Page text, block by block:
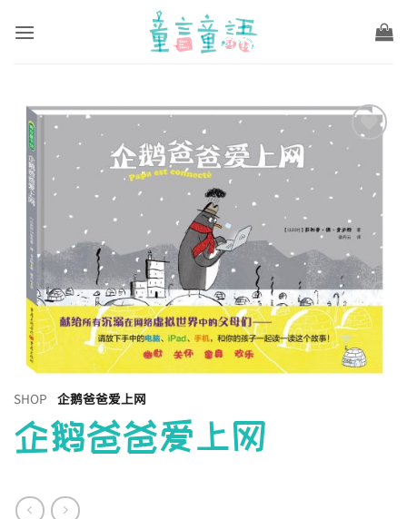
wishlist
SHOP 企鹅爸爸爱上网
企鹅爸爸爱上网